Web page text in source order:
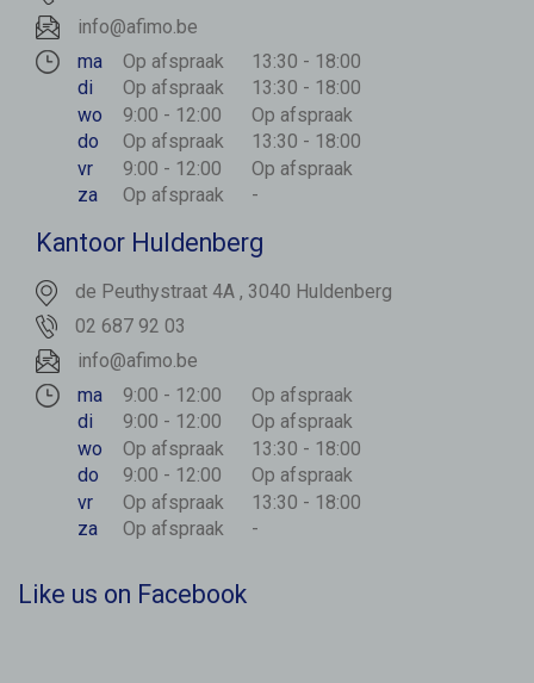
info@afimo.be
ma
Op afspraak
13:30 - 18:00
di
Op afspraak
13:30 - 18:00
wo
9:00 - 12:00
Op afspraak
do
Op afspraak
13:30 - 18:00
vr
9:00 - 12:00
Op afspraak
za
Op afspraak -
Kantoor Huldenberg
de Peuthystraat 4A , 3040 Huldenberg
02 687 92 03
info@afimo.be
ma
9:00 - 12:00
Op afspraak
di
9:00 - 12:00
Op afspraak
wo
Op afspraak
13:30 - 18:00
do
9:00 - 12:00
Op afspraak
vr
Op afspraak
13:30 - 18:00
za
Op afspraak -
Like us on Facebook